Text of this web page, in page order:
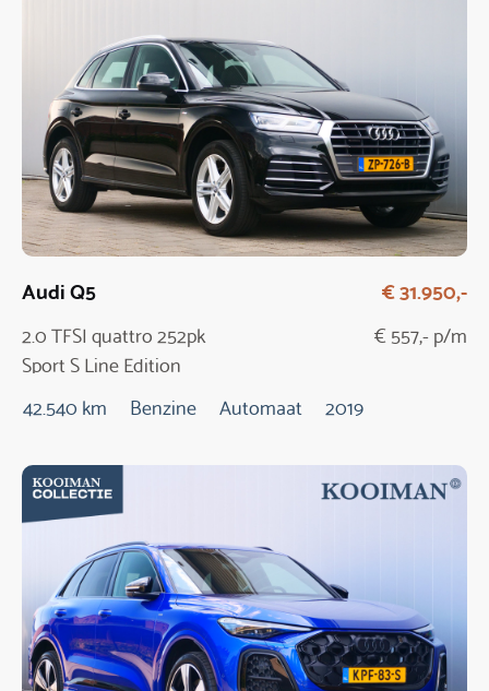
Audi Q5
2.0 TFSI quattro 252pk
Sport S Line Edition
Automaat
€ 31.950,-
€ 557,- p/m
42.540 km Benzine Automaat 2019